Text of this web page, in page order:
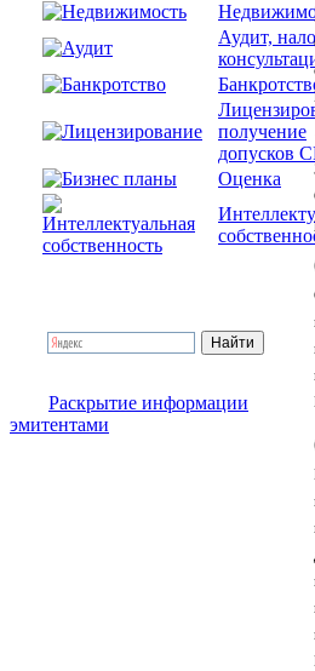
Аудит,
получение
допусков
Оценка
Раскрытие информации
эмитентами